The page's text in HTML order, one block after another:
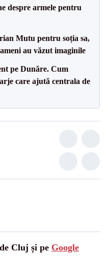
despre armele pentru
Mutu pentru soția sa,
au văzut imaginile
pe Dunăre. Cum
care ajută centrala de
Cluj și pe Google